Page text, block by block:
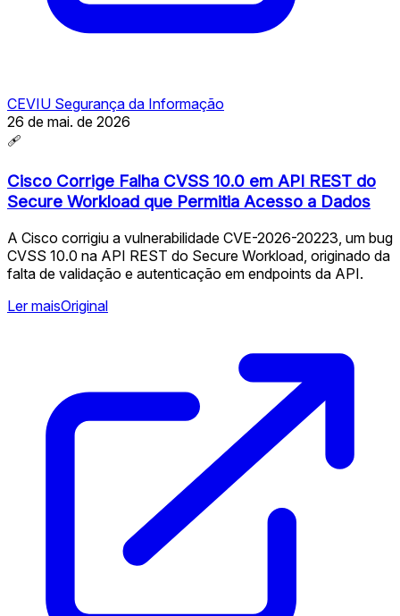
CEVIU Segurança da Informação
26 de mai. de 2026
🩹
Cisco Corrige Falha CVSS 10.0 em API REST do
Secure Workload que Permitia Acesso a Dados
A Cisco corrigiu a vulnerabilidade CVE-2026-20223, um bug
CVSS 10.0 na API REST do Secure Workload, originado da
falta de validação e autenticação em endpoints da API.
Ler maisOriginal